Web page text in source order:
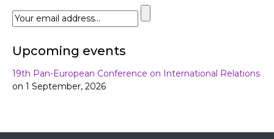
Upcoming events
19th Pan-European Conference on International Relations
on 1 September, 2026